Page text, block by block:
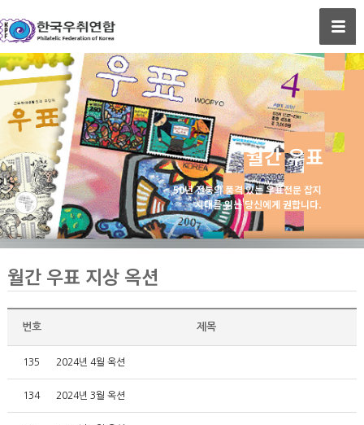
월간 우표
50년 전통의 품격 있는 우표전문 잡지
시대를 읽는 당신에게 권합니다.
월간 우표 지상 옥션
번호 제목
135 2024년 4월 옥션
134 2024년 3월 옥션